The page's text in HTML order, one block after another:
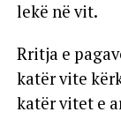
lekë në vit.
Rritja e
katër vite
katër vitet e